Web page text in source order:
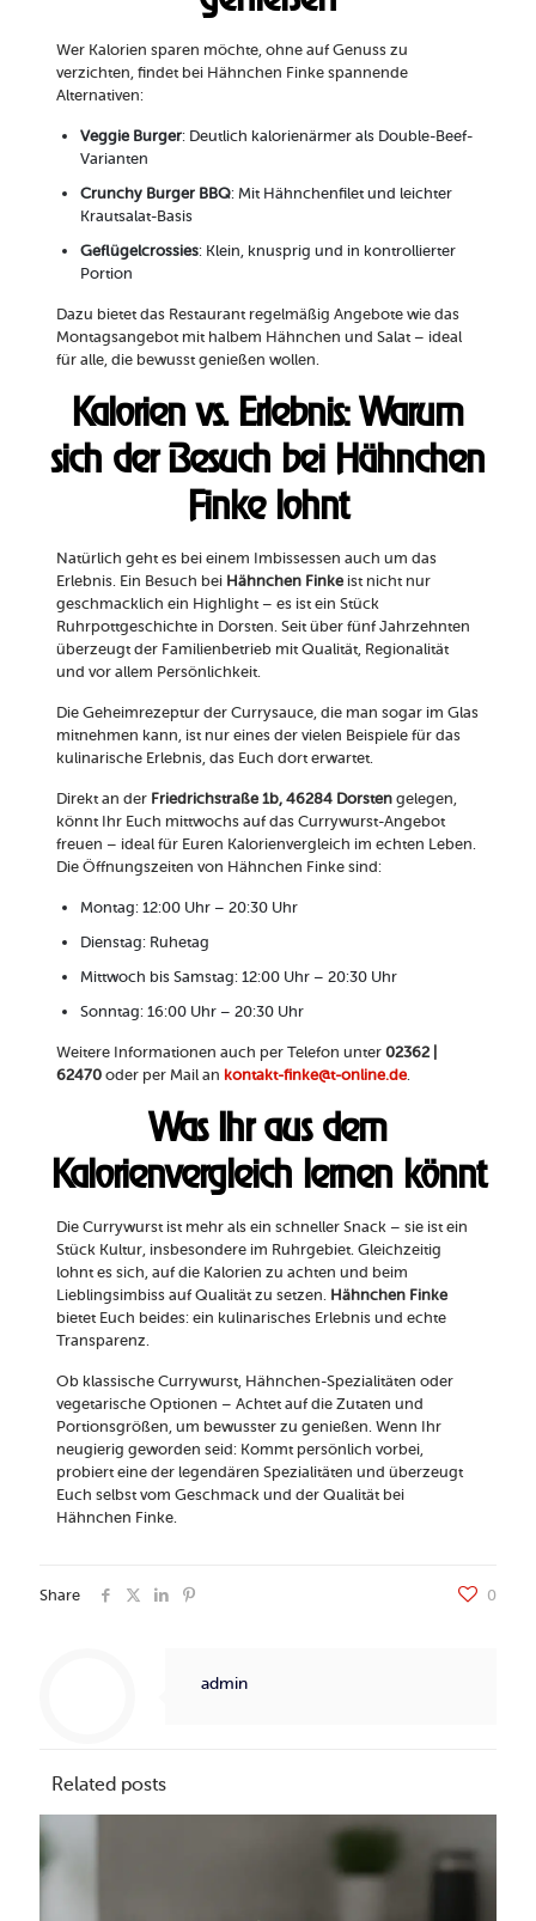
Wer Kalorien sparen möchte, ohne auf Genuss zu
verzichten, findet bei Hähnchen Finke spannende
Alternativen:
Veggie Burger: Deutlich kalorienärmer als Double-Beef-
Varianten
Crunchy Burger BBQ: Mit Hähnchenfilet und leichter
Krautsalat-Basis
Geflügelcrossies: Klein, knusprig und in kontrollierter
Portion
Dazu bietet das Restaurant regelmäßig Angebote wie das
Montagsangebot mit halbem Hähnchen und Salat – ideal
für alle, die bewusst genießen wollen.
Kalorien vs. Erlebnis: Warum
sich der Besuch bei Hähnchen
Finke lohnt
Natürlich geht es bei einem Imbissessen auch um das
Erlebnis. Ein Besuch bei Hähnchen Finkeist nicht nur
geschmacklich ein Highlight – es ist ein Stück
Ruhrpottgeschichte in Dorsten. Seit über fünf Jahrzehnten
überzeugt der Familienbetrieb mit Qualität, Regionalität
und vor allem Persönlichkeit.
Die Geheimrezeptur der Currysauce, die man sogar im Glas
mitnehmen kann, ist nur eines der vielen Beispiele für das
kulinarische Erlebnis, das Euch dort erwartet.
Direkt an der Friedrichstraße 1b, 46284 Dorstengelegen,
könnt Ihr Euch mittwochs auf das Currywurst-Angebot
freuen – ideal für Euren Kalorienvergleich im echten Leben.
Die Öffnungszeiten von Hähnchen Finke sind:
Montag: 12:00 Uhr – 20:30 Uhr
Dienstag: Ruhetag
Mittwoch bis Samstag: 12:00 Uhr – 20:30 Uhr
Sonntag: 16:00 Uhr – 20:30 Uhr
Weitere Informationen auch per Telefon unter 02362 |
62470oder per Mail an kontakt-finke@t-online.de.
Was Ihr aus dem
Kalorienvergleich lernen könnt
Die Currywurst ist mehr als ein schneller Snack – sie ist ein
Stück Kultur, insbesondere im Ruhrgebiet. Gleichzeitig
lohnt es sich, auf die Kalorien zu achten und beim
Lieblingsimbiss auf Qualität zu setzen. Hähnchen Finke
bietet Euch beides: ein kulinarisches Erlebnis und echte
Transparenz.
Ob klassische Currywurst, Hähnchen-Spezialitäten oder
vegetarische Optionen – Achtet auf die Zutaten und
Portionsgrößen, um bewusster zu genießen. Wenn Ihr
neugierig geworden seid: Kommt persönlich vorbei,
probiert eine der legendären Spezialitäten und überzeugt
Euch selbst vom Geschmack und der Qualität bei
Hähnchen Finke.
Share 0
admin
Related posts